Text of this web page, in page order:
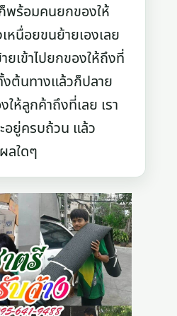
พร้อมคนยกของให้
หนื่อยขนย้ายเองเลย
ยเข้าไปยกของให้ถึงที่
ต้นทางแล้วก็ปลาย
ห้ลูกค้าถึงที่เลย เรา
อยู่ครบถ้วน แล้ว
ลใดๆ